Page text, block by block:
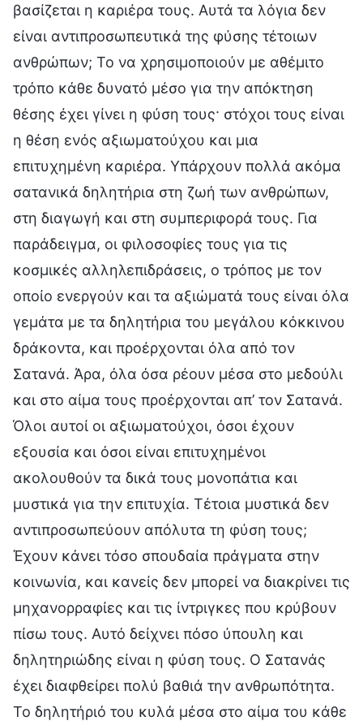
βασίζεται η καριέρα τους. Αυτά τα λόγια δεν
είναι αντιπροσωπευτικά της φύσης τέτοιων
ανθρώπων; Το να χρησιμοποιούν με αθέμιτο
τρόπο κάθε δυνατό μέσο για την απόκτηση
θέσης έχει γίνει η φύση τους· στόχοι τους είναι
η θέση ενός αξιωματούχου και μια
επιτυχημένη καριέρα. Υπάρχουν πολλά ακόμα
σατανικά δηλητήρια στη ζωή των ανθρώπων,
στη διαγωγή και στη συμπεριφορά τους. Για
παράδειγμα, οι φιλοσοφίες τους για τις
κοσμικές αλληλεπιδράσεις, ο τρόπος με τον
οποίο ενεργούν και τα αξιώματά τους είναι όλα
γεμάτα με τα δηλητήρια του μεγάλου κόκκινου
δράκοντα, και προέρχονται όλα από τον
Σατανά. Άρα, όλα όσα ρέουν μέσα στο μεδούλι
και στο αίμα τους προέρχονται απ’ τον Σατανά.
Όλοι αυτοί οι αξιωματούχοι, όσοι έχουν
εξουσία και όσοι είναι επιτυχημένοι
ακολουθούν τα δικά τους μονοπάτια και
μυστικά για την επιτυχία. Τέτοια μυστικά δεν
αντιπροσωπεύουν απόλυτα τη φύση τους;
Έχουν κάνει τόσο σπουδαία πράγματα στην
κοινωνία, και κανείς δεν μπορεί να διακρίνει τις
μηχανορραφίες και τις ίντριγκες που κρύβουν
πίσω τους. Αυτό δείχνει πόσο ύπουλη και
δηλητηριώδης είναι η φύση τους. Ο Σατανάς
έχει διαφθείρει πολύ βαθιά την ανθρωπότητα.
Το δηλητήριό του κυλά μέσα στο αίμα του κάθε